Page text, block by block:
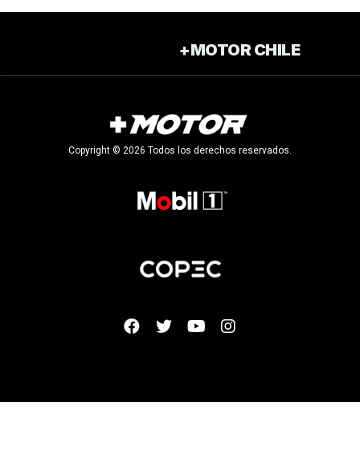
+MOTOR CHILE
Copyright © 2026 Todos los derechos reservados.